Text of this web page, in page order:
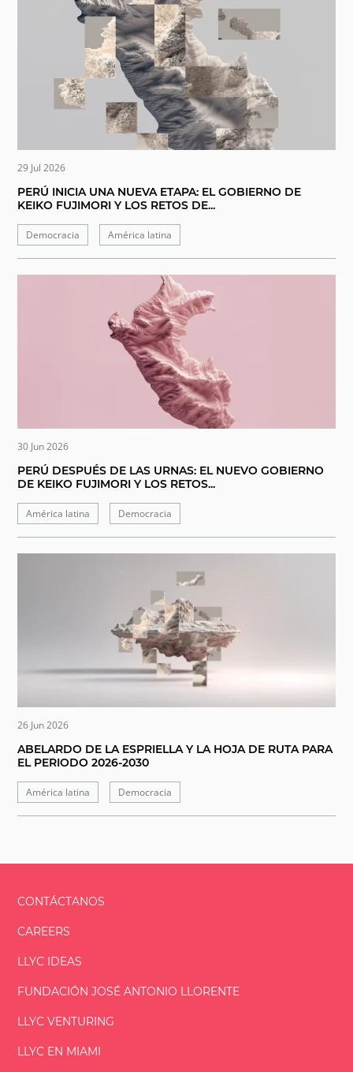
29 Jul 2026
PERÚ INICIA UNA NUEVA ETAPA: EL GOBIERNO DE
KEIKO FUJIMORI Y LOS RETOS DE...
Democracia América latina
30 Jun 2026
PERÚ DESPUÉS DE LAS URNAS: EL NUEVO GOBIERNO
DE KEIKO FUJIMORI Y LOS RETOS...
América latina Democracia
26 Jun 2026
ABELARDO DE LA ESPRIELLA Y LA HOJA DE RUTA PARA
EL PERIODO 2026-2030
América latina Democracia
CONTÁCTANOS
CAREERS
LLYC IDEAS
FUNDACIÓNJOSÉ ANTONIO LLORENTE
LLYC VENTURING
LLYC EN MIAMI